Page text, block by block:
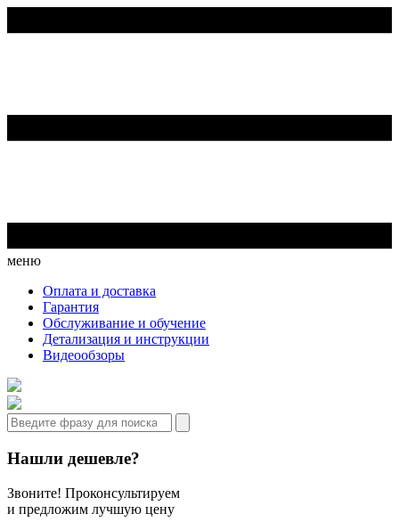
меню
Оплата и доставка
Гарантия
Обслуживание и обучение
Детализация и инструкции
Видеообзоры
Нашли дешевле?
Звоните! Проконсультируем
и предложим лучшую цену